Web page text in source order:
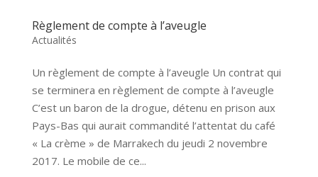
Règlement de compte à l’aveugle
Actualités
Un règlement de compte à l’aveugle Un contrat qui
se terminera en règlement de compte à l’aveugle
C’est un baron de la drogue, détenu en prison aux
Pays-Bas qui aurait commandité l’attentat du café
« La crème » de Marrakech du jeudi 2 novembre
2017. Le mobile de ce...